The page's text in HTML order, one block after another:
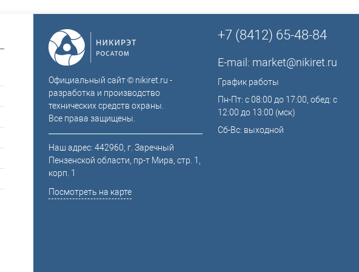
Официальный сайт © nikiret.ru -
разработка и производство
технических средств охраны.
Все права защищены.
Наш адрес: 442960, г. Заречный
Пензенской области, пр-т Мира, стр. 1,
корп. 1
Посмотреть на карте
+7 (8412) 65-48-84
E-mail: market@nikiret.ru
График работы
Пн-Пт: с 08:00 до 17:00, обед: с
12:00 до 13:00 (мск)
Сб-Вс: выходной